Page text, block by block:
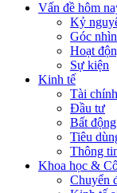
Vấn đề hôm
Kỷ
Góc nhìn
Hoạt
Sự kiện
Kinh tế
Tài chính
Đầu tư
Bất động
Tiêu
Thông
Khoa học &
Chuyển